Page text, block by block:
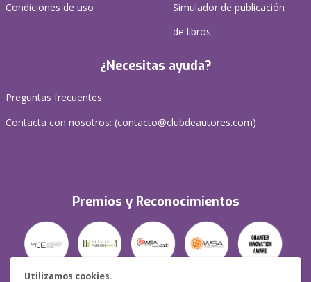
Utilizamos cookies.
Condiciones de uso
Simulador de publicación
de libros
¿Necesitas ayuda?
Preguntas frecuentes
Contacta con nosotros: (contacto@clubdeautores.com)
Premios y Reconocimientos